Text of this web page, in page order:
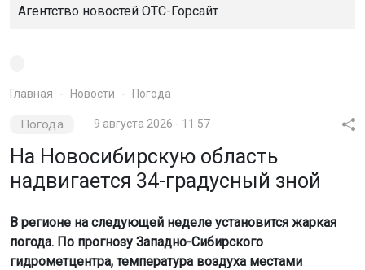
Агентство новостей ОТС-Горсайт
Главная Новости Погода
Погода 9 августа 2026 - 11:57
На Новосибирскую область
надвигается 34-градусный зной
В регионе на следующей неделе установится жаркая
погода. По прогнозу Западно-Сибирского
гидрометцентра, температура воздуха местами